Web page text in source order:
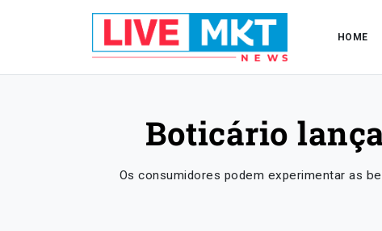
HOME
Boticário
Os consumidores podem experimentar as